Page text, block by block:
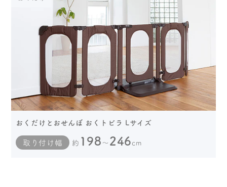
おくだけとおせんぼ おくトビラ Lサイズ
取り付け幅 約 198 ～ 246cm